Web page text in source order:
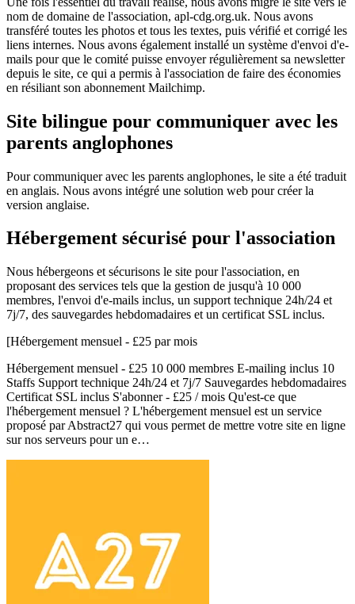
nom de domaine de l'association, apl-cdg.org.uk. Nous avons
transféré toutes les photos et tous les textes, puis vérifié et corrigé les
liens internes. Nous avons également installé un système d'envoi d'e-
mails pour que le comité puisse envoyer régulièrement sa newsletter
depuis le site, ce qui a permis à l'association de faire des économies
en résiliant son abonnement Mailchimp.
Site bilingue pour communiquer avec les
parents anglophones
Pour communiquer avec les parents anglophones, le site a été traduit
en anglais. Nous avons intégré une solution web pour créer la
version anglaise.
Hébergement sécurisé pour l'association
Nous hébergeons et sécurisons le site pour l'association, en
proposant des services tels que la gestion de jusqu'à 10 000
membres, l'envoi d'e-mails inclus, un support technique 24h/24 et
7j/7, des sauvegardes hebdomadaires et un certificat SSL inclus.
[Hébergement mensuel - £25 par mois
Hébergement mensuel - £25 10 000 membres E-mailing inclus 10
Staffs Support technique 24h/24 et 7j/7 Sauvegardes hebdomadaires
Certificat SSL inclus S'abonner - £25 / mois Qu'est-ce que
l'hébergement mensuel ? L'hébergement mensuel est un service
proposé par Abstract27 qui vous permet de mettre votre site en ligne
sur nos serveurs pour un e…